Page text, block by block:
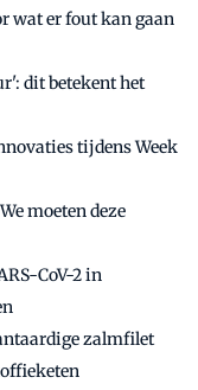
wat er fout kan gaan
dit betekent het
tijdens Week
moeten deze
CoV-2 in
zalmfilet